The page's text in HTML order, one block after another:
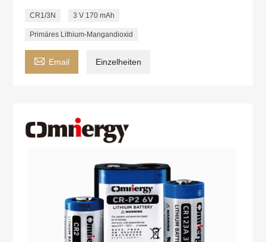
CR1/3N 3 V 170 mAh
Primäres Lithium-Mangandioxid
 Email Einzelheiten